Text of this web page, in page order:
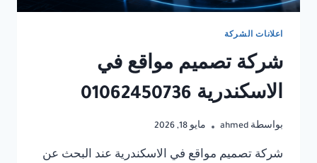
اعلانات الشركة
شركة تصميم مواقع في
الاسكندرية 01062450736
بواسطة ahmed مايو 18, 2026
شركة تصميم مواقع في الاسكندرية عند البحث عن